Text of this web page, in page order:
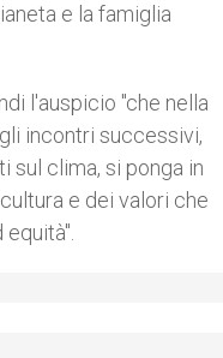
e la famiglia
l'auspicio "che nella
incontri successivi,
sul clima, si ponga in
e dei valori che